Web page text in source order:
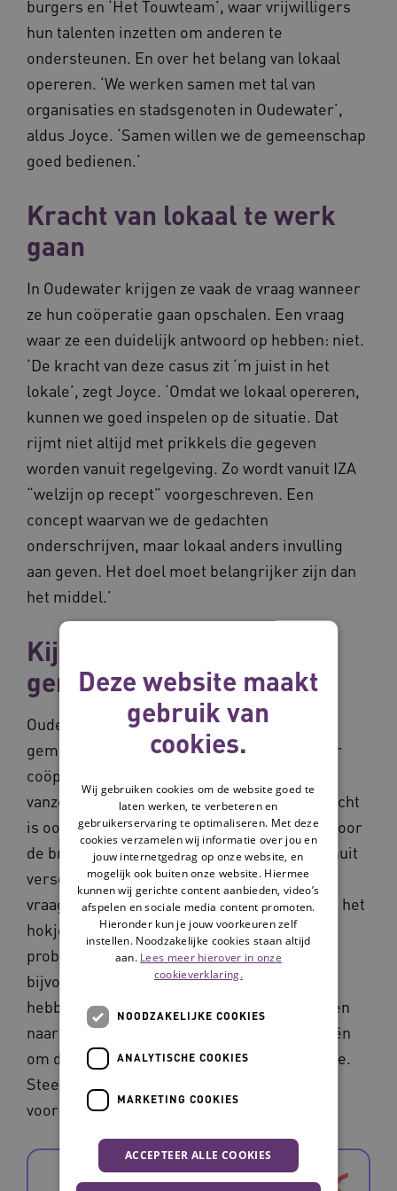
burgers en ‘Het Touwteam’, waar vrijwilligers
hun talenten inzetten om anderen te
ondersteunen. En over het belang van lokaal
opereren. ‘We werken samen met tal van
organisaties en stadsgenoten in Oudewater’,
aldus Joyce. ‘Samen willen we de gemeenschap
goed bedienen.’
Kracht van lokaal te werk
gaan
In Oudewater krijgen ze vaak de vraag wanneer
ze hun coöperatie gaan opschalen. Een vraag
waar ze een duidelijk antwoord op hebben: niet.
‘De kracht van deze casus zit ‘m juist in het
lokale’, zegt Joyce. ‘Omdat we lokaal opereren,
kunnen we goed inspelen op de situatie. Dat
rijmt niet altijd met prikkels die gegeven
worden vanuit regelgeving. Zo wordt vanuit IZA
“welzijn op recept” voorgeschreven. Een
concept waarvan we de gedachten
onderschrijven, maar lokaal anders invulling
aan geven. Het doel moet belangrijker zijn dan
het middel.’
Kijken vanuit de
gemeenschap
Oudewater heeft met haar aanwezige
gemeenschapskracht vruchtbare grond voor
coöperatie. Toch is dat geen
vanzelfsprekendheid. De gemeenschapskracht
is ook het gevolg van anders kijken. ‘Als je door
de bril van de gemeenschap kijkt, kijk je vanuit
verschillende perspectieven naar een
vraagstuk’, legt Joyce uit. ‘Niet alleen vanuit het
hokje VVT, waar we een handje hebben van
problematiseren. Het is een gegeven dat we
bijvoorbeeld een arbeidsmarktvraagstuk
hebben. Door daar met verschillende partijen
naar te kijken, ontstaan echter nieuwe ideeën
om dingen samen te doen. En dat merken we.
Steeds meer mensen zijn bereid om dingen
voor elkaar te doen.’
Deze website maakt
gebruik van
cookies.
Wij gebruiken cookies om de website goed te
laten werken, te verbeteren en
gebruikerservaring te optimaliseren. Met deze
cookies verzamelen wij informatie over jou en
jouw internetgedrag op onze website, en
mogelijk ook buiten onze website. Hiermee
kunnen wij gerichte content aanbieden, video’s
afspelen en sociale media content promoten.
Hieronder kun je jouw voorkeuren zelf
instellen. Noodzakelijke cookies staan altijd
aan. Lees meer hierover in onze
cookieverklaring.
NOODZAKELIJKE COOKIES
ANALYTISCHE COOKIES
MARKETING COOKIES
ACCEPTEER ALLE COOKIES